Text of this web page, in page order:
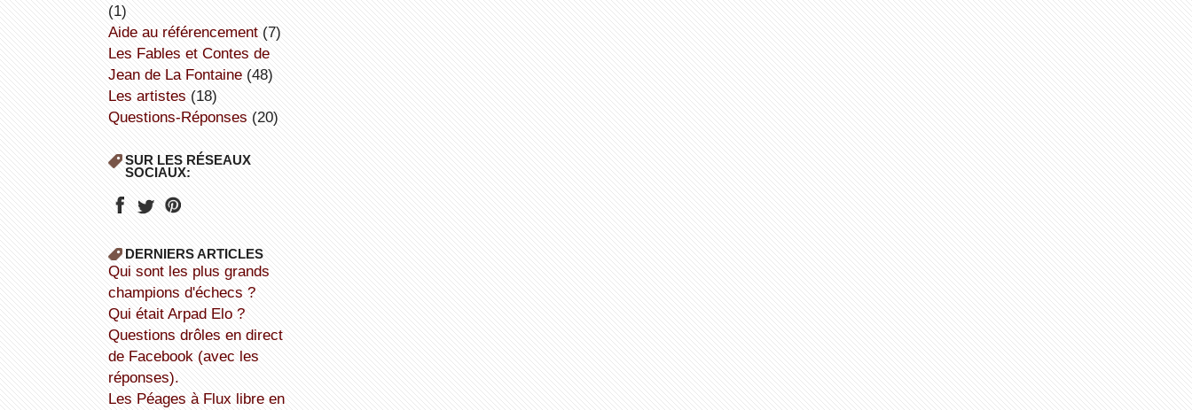
(1)
aide au référencement(7)
Les Fables et Contes de
Jean de La Fontaine(48)
Les artistes (18)
Questions-Réponses (20)
SUR LES RÉSEAUX
SOCIAUX:
DERNIERS ARTICLES
Qui sont les plus grands
champions d'échecs ?
Qui était Arpad Elo ?
Questions drôles en direct
de Facebook (avec les
réponses).
Les Péages à Flux libre en